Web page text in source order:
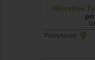
Noisettes
Provenance